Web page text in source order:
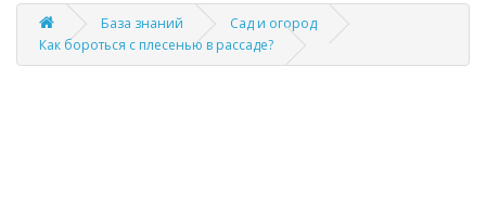
База знаний
Сад и огород
Как бороться с плесенью в рассаде?